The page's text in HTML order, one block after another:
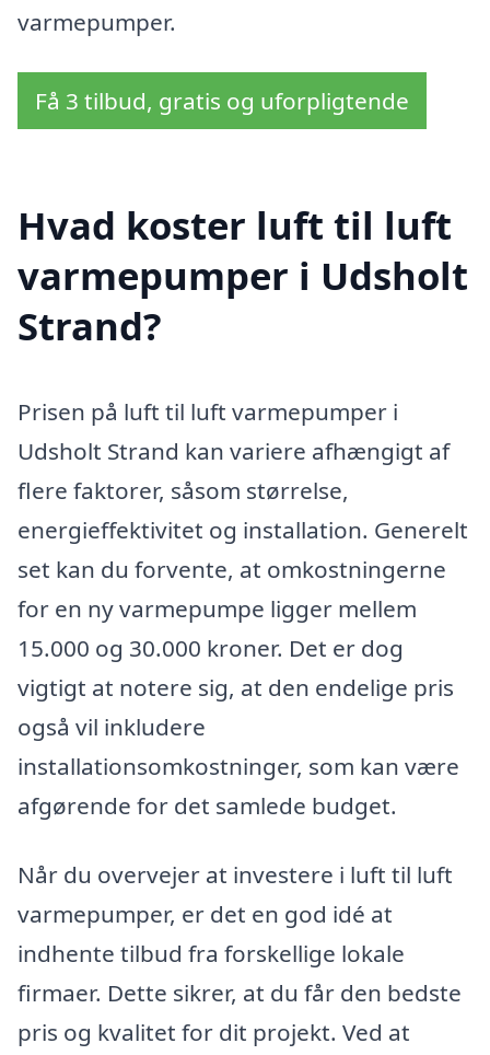
varmepumper.
Få 3 tilbud, gratis og uforpligtende
Hvad koster luft til luft
varmepumper i Udsholt
Strand?
Prisen på luft til luft varmepumper i
Udsholt Strand kan variere afhængigt af
flere faktorer, såsom størrelse,
energieffektivitet og installation. Generelt
set kan du forvente, at omkostningerne
for en ny varmepumpe ligger mellem
15.000 og 30.000 kroner. Det er dog
vigtigt at notere sig, at den endelige pris
også vil inkludere
installationsomkostninger, som kan være
afgørende for det samlede budget.
Når du overvejer at investere i luft til luft
varmepumper, er det en god idé at
indhente tilbud fra forskellige lokale
firmaer. Dette sikrer, at du får den bedste
pris og kvalitet for dit projekt. Ved at